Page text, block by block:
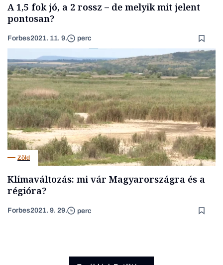
A 1,5 fok jó, a 2 rossz – de melyik mit jelent
pontosan?
Forbes2021. 11. 9. perc
Zöld
Klímaváltozás: mi vár Magyarországra és a
régióra?
Forbes2021. 9. 29. perc